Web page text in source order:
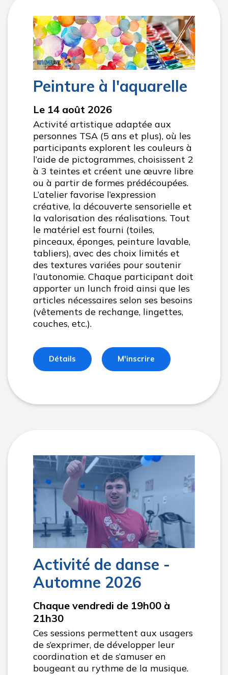
Peinture à l'aquarelle
Le 14 août 2026
Activité artistique adaptée aux
personnes TSA (5 ans et plus), où les
participants explorent les couleurs à
l’aide de pictogrammes, choisissent 2
à 3 teintes et créent une œuvre libre
ou à partir de formes prédécoupées.
L’atelier favorise l’expression
créative, la découverte sensorielle et
la valorisation des réalisations. Tout
le matériel est fourni (toiles,
pinceaux, éponges, peinture lavable,
tabliers), avec des choix limités et
des textures variées pour soutenir
l’autonomie. Chaque participant doit
apporter un lunch froid ainsi que les
articles nécessaires selon ses besoins
(vêtements de rechange, lingettes,
couches, etc.).
Détails M'inscrire
Activité de danse -
Automne 2026
Chaque vendredi de 19h00 à
21h30
Ces sessions permettent aux usagers
de s’exprimer, de développer leur
coordination et de s’amuser en
bougeant au rythme de la musique.